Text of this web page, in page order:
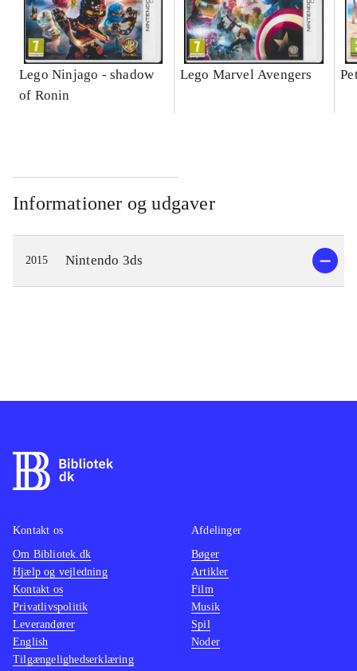
Lego Ninjago - shadow
of Ronin
Lego Marvel Avengers
Informationer og udgaver
2015 Nintendo 3ds
Kontakt os
Om Bibliotek.dk
Hjælp og vejledning
Kontakt os
Privatlivspolitik
Leverandører
English
Tilgængelighedserklæring
Afdelinger
Bøger
Artikler
Film
Musik
Spil
Noder